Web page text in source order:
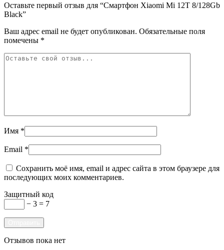
Оставьте первый отзыв для “Смартфон Xiaomi Mi 12T 8/128Gb
Black”
Ваш адрес email не будет опубликован. Обязательные поля
помечены *
Имя *
Email *
Сохранить моё имя, email и адрес сайта в этом браузере для
последующих моих комментариев.
Защитный код
− 3 = 7
Отзывов пока нет